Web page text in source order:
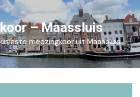
– Maassluis
meezingkoor uit Maassluis